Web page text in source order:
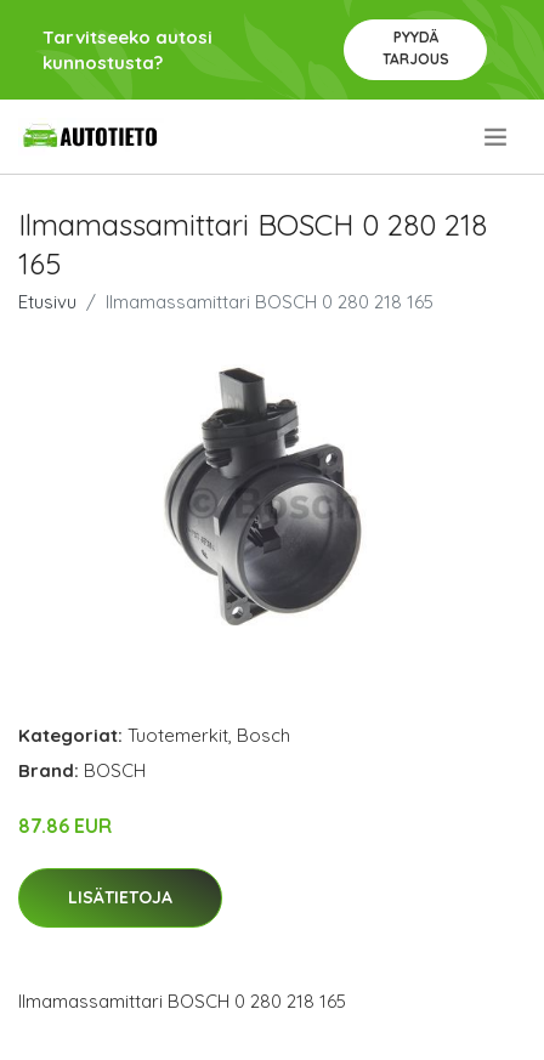
Tarvitseeko autosi
kunnostusta?
PYYDÄ
TARJOUS
Ilmamassamittari BOSCH 0 280 218
165
Etusivu Ilmamassamittari BOSCH 0 280 218 165
Kategoriat: Tuotemerkit, Bosch
Brand: BOSCH
87.86 EUR
LISÄTIETOJA
Ilmamassamittari BOSCH 0 280 218 165